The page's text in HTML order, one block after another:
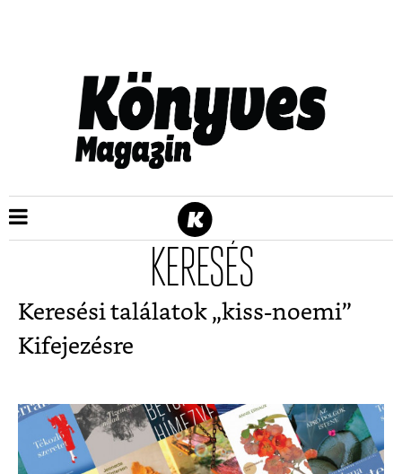
KERESÉS
Keresési találatok „kiss-noemi”
Kifejezésre